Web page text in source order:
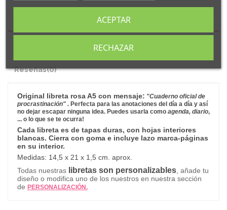
Detalles del producto
Reseñas(0)
Original libreta rosa A5 con mensaje: "Cuaderno oficial de
procrastinación" . Perfecta para las anotaciones del día a día y así
no dejar escapar ninguna idea. Puedes usarla como agenda, diario,
... o lo que se te ocurra!
Cada libreta es de tapas duras, con hojas interiores
blancas. Cierra con goma e incluye lazo marca-páginas
en su interior.
Medidas: 14,5 x 21 x 1,5 cm. aprox.
Todas nuestras libretas son personalizables, añade tu
diseño o modifica uno de los nuestros en nuestra sección
de PERSONALIZACIÓN.
RECHAZAR
ACEPTAR